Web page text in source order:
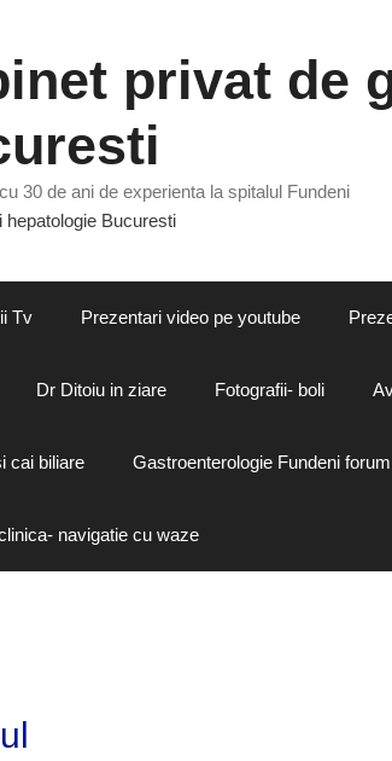
privat de
30 de ani de experienta la spitalul Fundeni
Tv Prezentari video pe youtube
Dr Ditoiu in ziare Fotografii- boli
cai biliare Gastroenterologie Fundeni forum
navigatie cu waze